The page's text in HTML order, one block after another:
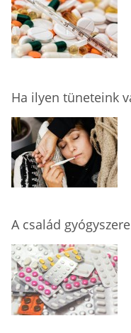
Ha ilyen tüneteink
A család